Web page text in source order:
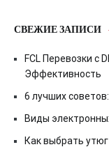
СВЕЖИЕ ЗАПИСИ
FCL Перевозки с
Эффективность
6 лучших
Виды
Как выбрать утюг